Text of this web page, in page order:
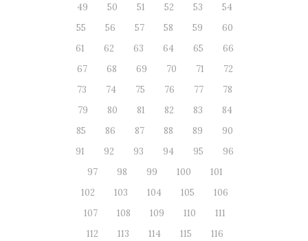
49
50 51 52 53
54
55
56 57 58 59
60
61
62 63 64 65
66
67
68 69 70 71
72
73
74 75 76 77
78
79
80 81 82 83
84
85
86 87 88 89
90
91
92 93 94 95
96
97
98 99 100
101
102
103 104 105
106
107
108 109 110
111
112
113 114 115
116